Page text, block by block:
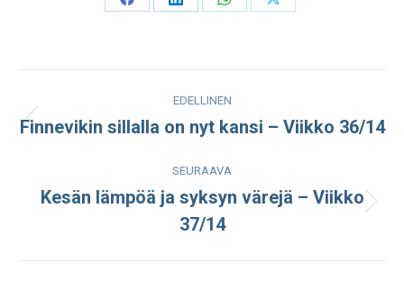
Share
Share
Share
Share
navigation
EDELLINEN
Edellinen
Finnevikin sillalla on nyt kansi – Viikko 36/14
SEURAAVA
Seuraava
julkaisu:
Kesän lämpöä ja syksyn värejä – Viikko
37/14